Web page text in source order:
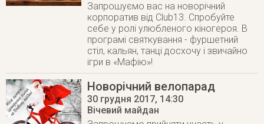
Запрошуємо вас на новорічний
корпоратив від Club13. Спробуйте
себе у ролі улюбленого кіногероя. В
програмі святкування - фуршетний
стіл, кальян, танці досхочу і звичайно
ігри в «Мафію»!
Новорічний велопарад
30 грудня 2017, 14:30
Вічевий майдан